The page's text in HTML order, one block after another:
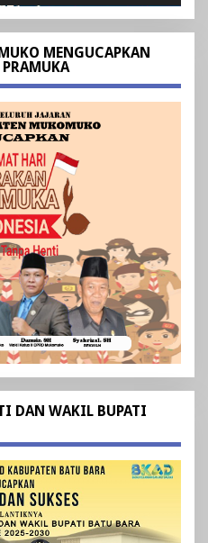
MENGUCAPKAN
DAN WAKIL BUPATI